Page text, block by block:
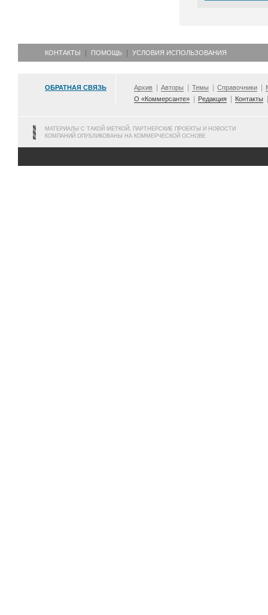
КОНТАКТЫ ПОМОЩЬ УСЛОВИЯ ИСПОЛЬЗОВАНИЯ
ОБРАТНАЯ СВЯЗЬ Архив Авторы Темы Справочники
О «Коммерсанте»
Редакция Контакты
МАТЕРИАЛЫ С ТАКОЙ МЕТКОЙ, ПАРТНЕРСКИЕ ПРОЕКТЫ И НОВОСТИ
КОМПАНИЙ ОПУБЛИКОВАНЫ НА КОММЕРЧЕСКОЙ ОСНОВЕ